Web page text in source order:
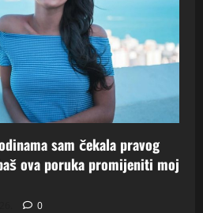
sam čekala pravog
ova poruka promijeniti moj
0